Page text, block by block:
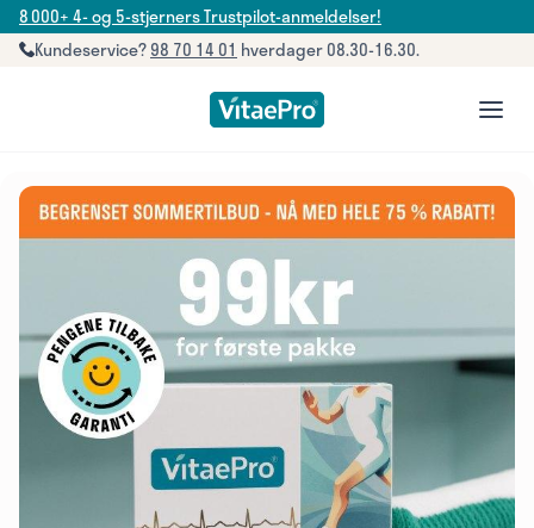
8 000+ 4- og 5-stjerners Trustpilot-anmeldelser!
Kundeservice?98 70 14 01 hverdager 08.30-16.30.